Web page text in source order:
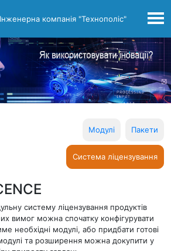
Інженерна компанія "Технополіс"
Модулі Пакети
Система ліцензування
систему ліцензування продуктів
вимог можна спочатку конфігурувати
необхідні модулі, або придбати готові
та розширення можна докупити у